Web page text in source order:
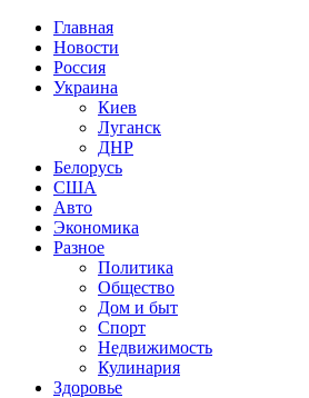
Главная
Новости
Россия
Украина
Киев
Луганск
ДНР
Белорусь
США
Авто
Экономика
Разное
Политика
Общество
Дом и быт
Спорт
Недвижимость
Кулинария
Здоровье